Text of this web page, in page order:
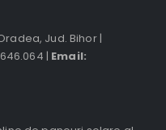
Jud. Bihor |
| Email: